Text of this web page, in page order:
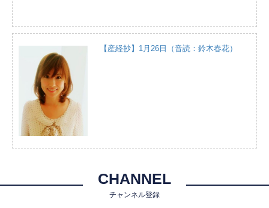
【産経抄】1月26日（音読：鈴木春花）
CHANNEL
チャンネル登録